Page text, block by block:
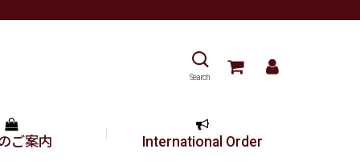
Search
ご案内 International Order